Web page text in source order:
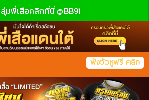
มพี่เสือคลิกที่นี่ @BB91
ฟังวัวหูฟรี คลิก